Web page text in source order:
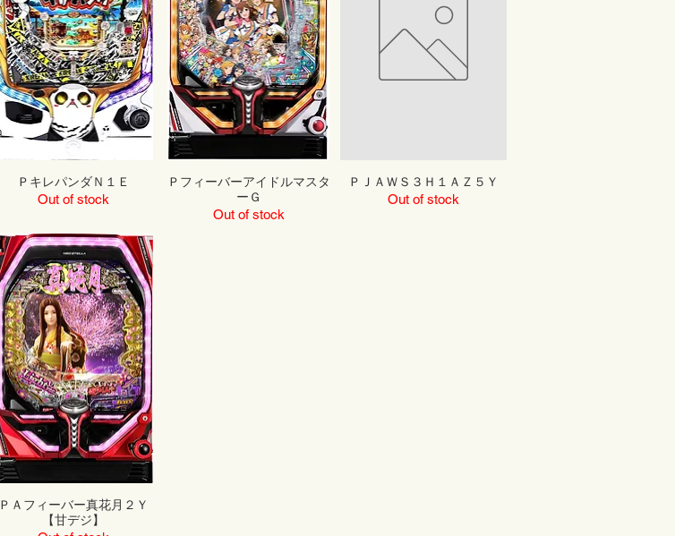
ＰキレパンダＮ１Ｅ
Out of stock
Ｐフィーバーアイドルマスタ
ーＧ
Out of stock
ＰＪＡＷＳ３Ｈ１ＡＺ５Ｙ
Out of stock
ＰＡフィーバー真花月２Ｙ
【甘デジ】